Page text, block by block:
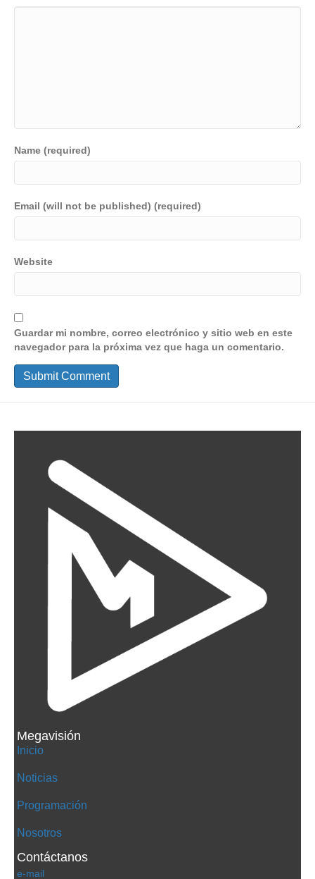
Name (required)
Email (will not be published) (required)
Website
Guardar mi nombre, correo electrónico y sitio web en este
navegador para la próxima vez que haga un comentario.
Megavisión
Inicio
Noticias
Programación
Nosotros
Contáctanos
e-mail